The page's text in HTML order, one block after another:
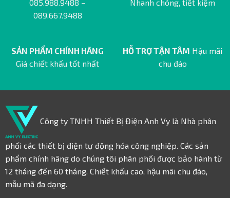
085.988.9488 –
089.667.9488
Nhanh chóng, tiết kiệm
SẢN PHẨM CHÍNH HÃNG
Giá chiết khấu tốt nhất
HỖ TRỢ TẬN TÂM Hậu mãi
chu đáo
Công ty TNHH Thiết Bị Điện Anh Vy là Nhà phân
phối các thiết bị điện tự động hóa công nghiệp. Các sản
phẩm chính hãng do chúng tôi phân phối được bảo hành từ
12 tháng đến 60 tháng. Chiết khấu cao, hậu mãi chu đáo,
mẫu mã đa dạng.